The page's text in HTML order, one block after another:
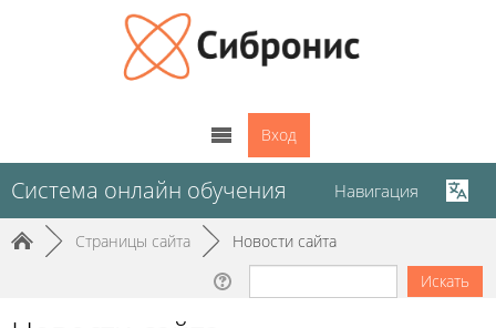
Вход
Система онлайн обучения
► Страницы сайта ► Новости сайта
Навигация